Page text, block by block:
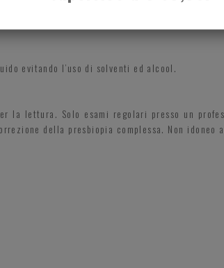
iniettato. Astine flessibili in materiale iniettato.
evitando l’uso di solventi ed alcool.
la lettura. Solo esami regolari presso un
della presbiopia complessa. Non idoneo